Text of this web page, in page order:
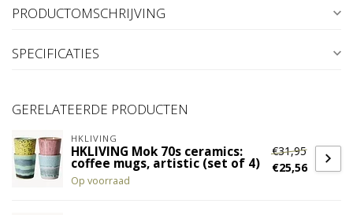
PRODUCTOMSCHRIJVING
SPECIFICATIES
GERELATEERDE PRODUCTEN
HKLIVING
HKLIVING Mok 70s ceramics:
coffee mugs, artistic (set of 4)
Op voorraad
€31,95
€25,56